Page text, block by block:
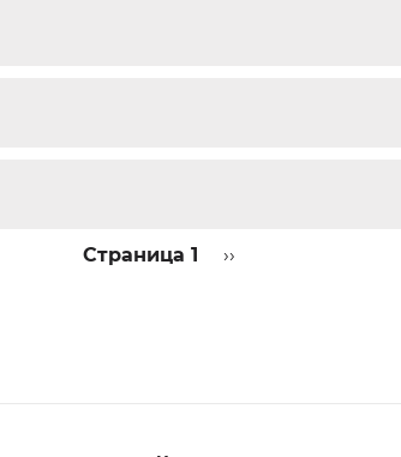
Страница 1
Следующая
››